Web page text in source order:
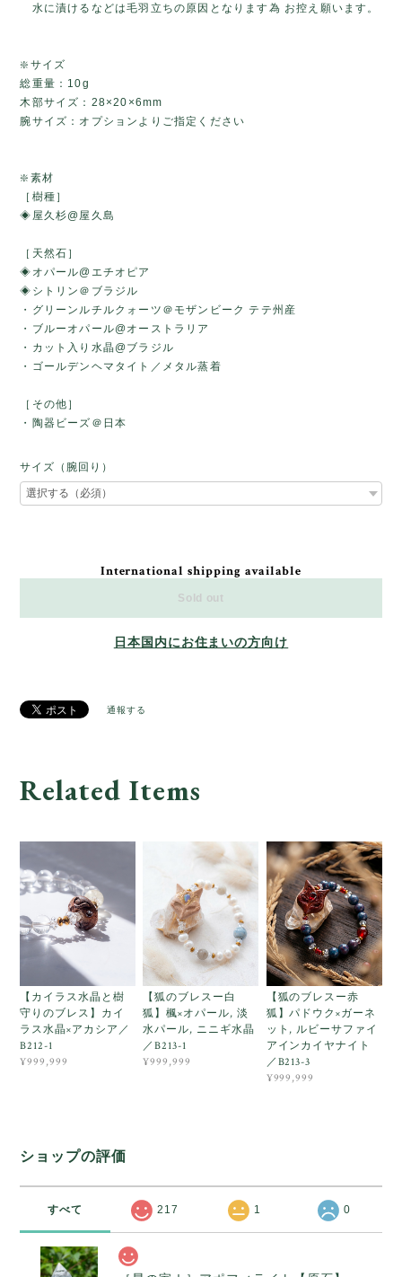
水に漬けるなどは毛羽立ちの原因となります為 お控え願います。
❇️サイズ
総重量：10g
木部サイズ：28×20×6mm
腕サイズ：オプションよりご指定ください
❇️素材
［樹種］
◈屋久杉@屋久島
［天然石］
◈オパール@エチオピア
◈シトリン＠ブラジル
・グリーンルチルクォーツ＠モザンビーク テテ州産
・ブルーオパール@オーストラリア
・カット入り水晶@ブラジル
・ゴールデンヘマタイト／メタル蒸着
［その他］
・陶器ビーズ＠日本
サイズ（腕回り）
International shipping available
Sold out
日本国内にお住まいの方向け
通報する
Related Items
【カイラス水晶と樹
守りのブレス】カイ
ラス水晶×アカシア／
B212-1
¥999,999
【狐のブレスー白
狐】楓×オパール, 淡
水パール, ニニギ水晶
／B213-1
¥999,999
【狐のブレスー赤
狐】パドウク×ガーネ
ット, ルビーサファイ
アインカイヤナイト
／B213-3
¥999,999
ショップの評価
すべて 217 1 0